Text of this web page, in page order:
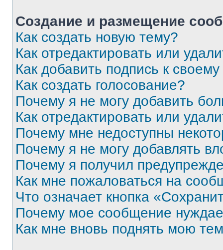
Создание и размещение
Как создать новую тему?
Как отредактировать или
Как добавить подпись к
Как создать голосование?
Почему я не могу добавить
Как отредактировать или
Почему мне недоступны
Почему я не могу добавлять
Почему я получил
Как мне пожаловаться на
Что означает кнопка
Почему мое сообщение
Как мне вновь поднять мою